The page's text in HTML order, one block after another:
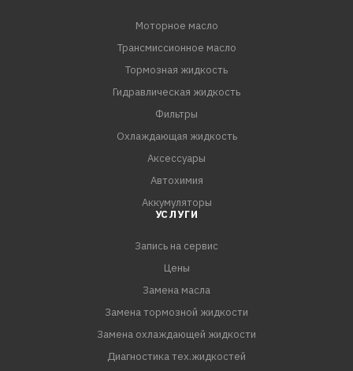
- Превосходная чистота и защита двигателя.
- Плавный запуск даже в очень холодную погоду.
- Увеличение срока службы.
- Увеличенный интервал замены.
Соответствует требованиям:
CHRYSLER MS-12991 / FIAT 9.55535-M2
Моторное масло
Трансмиссионное масло
Тормозная жидкость
Гидравлическая жидкость
Фильтры
Охлаждающая жидкость
Аксессуары
Автохимия
Аккумуляторы
УСЛУГИ
Запись на сервис
Цены
Замена масла
Замена тормозной жидкости
Замена охлаждающей жидкости
Диагностика тех.жидкостей